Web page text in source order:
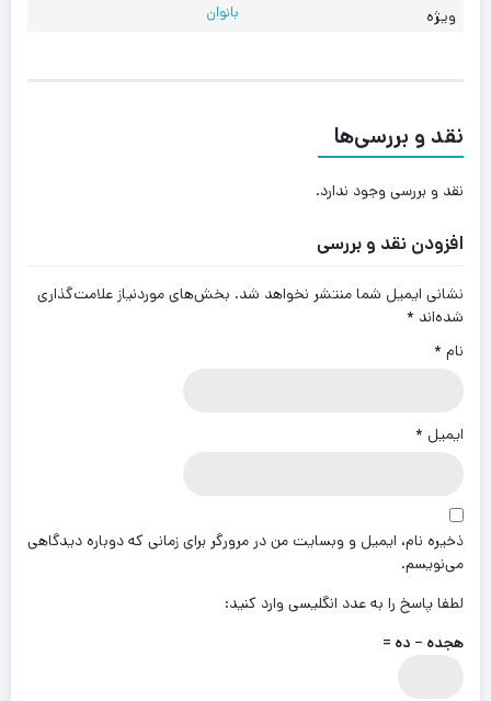
ویژه بانوان
نقد و بررسی‌ها
نقد و بررسی وجود ندارد.
افزودن نقد و بررسی
نشانی ایمیل شما منتشر نخواهد شد. بخش‌های موردنیاز علامت‌گذاری
شده‌اند *
نام *
ایمیل *
ذخیره نام، ایمیل و وبسایت من در مرورگر برای زمانی که دوباره دیدگاهی
می‌نویسم.
لطفا پاسخ را به عدد انگلیسی وارد کنید:
هجده − ده =